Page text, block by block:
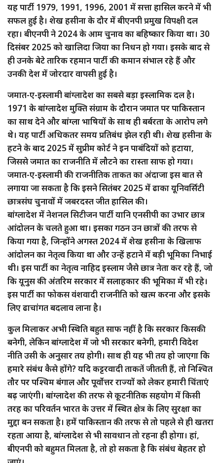
यह पार्टी 1979, 1991, 1996, 2001 में सत्ता हासिल करने में भी
सफल हुई है। शेख हसीना के दौर में बीएनपी प्रमुख विपक्षी दल
रहा। बीएनपी ने 2024 के आम चुनाव का बहिष्कार किया था। 30
दिसंबर 2025 को खालिदा जिया का निधन हो गया। इसके बाद से
ही उनके बेटे तारिक रहमान पार्टी की कमान संभाल रहे हैं और
उनकी देश में जोरदार वापसी हुई है।
जमात-ए-इस्लामी बांग्लादेश का सबसे बड़ा इस्लामिक दल है।
1971 के बांग्लादेश मुक्ति संग्राम के दौरान जमात पर पाकिस्तान
का साथ देने और बांग्ला भाषियों के साथ ही बर्बरता के आरोप लगे
थे। यह पार्टी अधिकतर समय प्रतिबंध झेल रही थी। शेख हसीना के
हटने के बाद 2025 में सुप्रीम कोर्ट ने इन पाबंदियों को हटाया,
जिससे जमात का राजनीति में लौटने का रास्ता साफ हो गया।
जमात-ए-इस्लामी की राजनीतिक ताकत का अंदाजा इस बात से
लगाया जा सकता है कि इसने सितंबर 2025 में ढाका यूनिवर्सिटी
छात्रसंघ चुनावों में जबरदस्त जीत हासिल की।
बांग्लादेश में नेशनल सिटीजन पार्टी यानि एनसीपी का उभार छात्र
आंदोलन के चलते हुआ था। इसका गठन उन छात्रों की तरफ से
किया गया है, जिन्होंने अगस्त 2024 में शेख हसीना के खिलाफ
आंदोलन का नेतृत्व किया था और उन्हें हटाने में बड़ी भूमिका निभाई
थी। इस पार्टी का नेतृत्व नाहिद इस्लाम जैसे छात्र नेता कर रहे हैं, जो
कि यूनुस की अंतरिम सरकार में सलाहकार की भूमिका में भी रहे।
इस पार्टी का फोकस वंशवादी राजनीति को खत्म करना और इसके
लिए ढाचांगत बदलाव लाना है।
कुल मिलाकर अभी स्थिति बहुत साफ नहीं है कि सरकार किसकी
बनेगी, लेकिन बांग्लादेश में जो भी सरकार बनेगी, हमारी विदेश
नीति उसी के अनुसार तय होगी। साथ ही यह भी तय हो जाएगा कि
हमारे संबंध कैसे होंगे? यदि कट्टरवादी ताकतें जीतती हैं, तो निश्चित
तौर पर पश्चिम बंगाल और पूर्वोत्तर राज्यों को लेकर हमारी चिंताएं
बढ़ जाएंगी। बांग्लादेश की तरफ से कूटनीतिक सहयोग में किसी
तरह का परिवर्तन भारत के उत्तर में स्थित क्षेत्र के लिए सुरक्षा का
मुद्दा बन सकता है। हमें पाकिस्तान की तरफ से तो पहले से ही खतरा
रहता आया है, बांग्लादेश से भी सावधान तो रहना ही होगा। हां,
बीएनपी को बहुमत मिलता है, तो हो सकता है कि संबंध बेहतर हो